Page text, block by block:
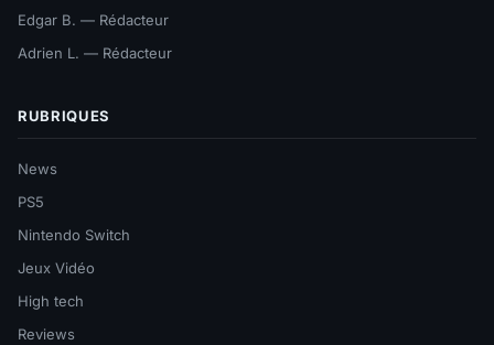
Edgar B. — Rédacteur
Adrien L. — Rédacteur
RUBRIQUES
News
PS5
Nintendo Switch
Jeux Vidéo
High tech
Reviews